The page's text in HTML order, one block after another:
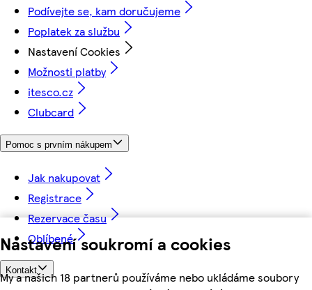
Nastavení soukromí a cookies
My a našich 18 partnerů používáme nebo ukládáme soubory
Podívejte se, kam doručujeme
Poplatek za službu
Nastavení Cookies
Možnosti platby
itesco.cz
Clubcard
Pomoc s prvním nákupem
Jak nakupovat
Registrace
Rezervace času
Oblíbené
Kontakt